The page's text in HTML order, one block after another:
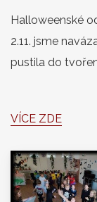
Halloweenské
2.11. jsme
pustila do
VÍCE ZDE